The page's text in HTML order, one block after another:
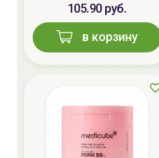
105.90 руб.
в корзину